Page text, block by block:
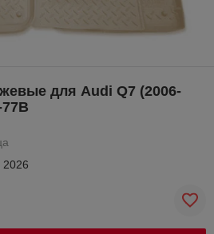
для Audi Q7 (2006-
2026